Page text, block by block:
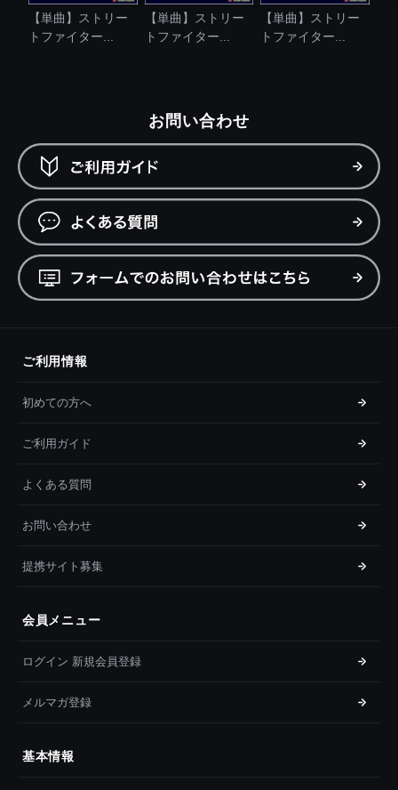
【単曲】ストリー
トファイター...
【単曲】ストリー
トファイター...
【単曲】ストリー
トファイター...
お問い合わせ
ご利用情報
初めての方へ
ご利用ガイド
よくある質問
お問い合わせ
提携サイト募集
会員メニュー
ログイン 新規会員登録
メルマガ登録
基本情報